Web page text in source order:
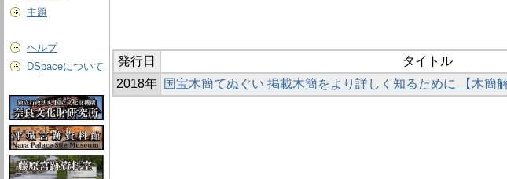
主題
ヘルプ
DSpaceについて
発行日 タイトル
2018年 国宝木簡てぬぐい 掲載木簡をより詳しく知るために 【木簡